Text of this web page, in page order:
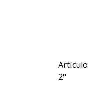
Artículo
2°